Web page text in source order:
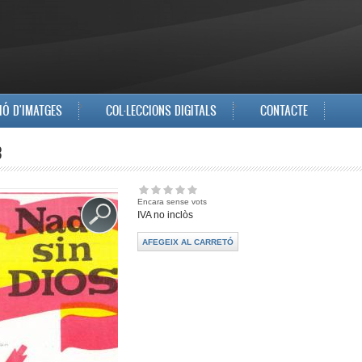
D'IMATGES COL·LECCIONS DIGITALS CONTACTE
Encara sense vots
IVA no inclòs